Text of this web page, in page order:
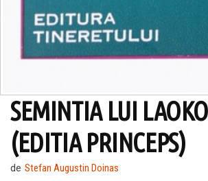
SEMINTIA LUI
(EDITIA PRINCEPS)
de Stefan Augustin Doinas